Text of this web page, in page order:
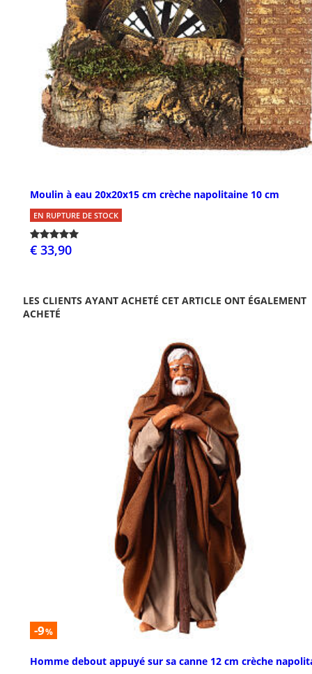
Moulin à eau 20x20x15 cm crèche napolitaine 10 cm
EN RUPTURE DE STOCK
€ 33,90
LES CLIENTS AYANT ACHETÉ CET ARTICLE ONT ÉGALEMENT
ACHETÉ
-9%
Homme debout appuyé sur sa canne 12 cm crèche